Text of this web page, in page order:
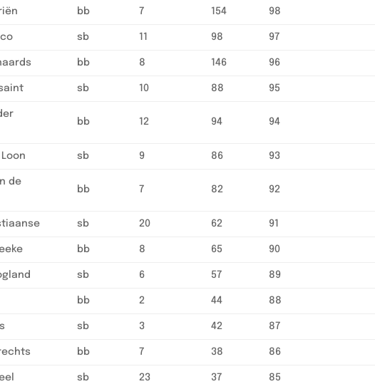
bb 7 154 98
sb 11 98 97
bb 8 146 96
sb 10 88 95
bb 12 94 94
sb 9 86 93
de
bb 7 82 92
sb 20 62 91
bb 8 65 90
sb 6 57 89
bb 2 44 88
sb 3 42 87
bb 7 38 86
sb 23 37 85